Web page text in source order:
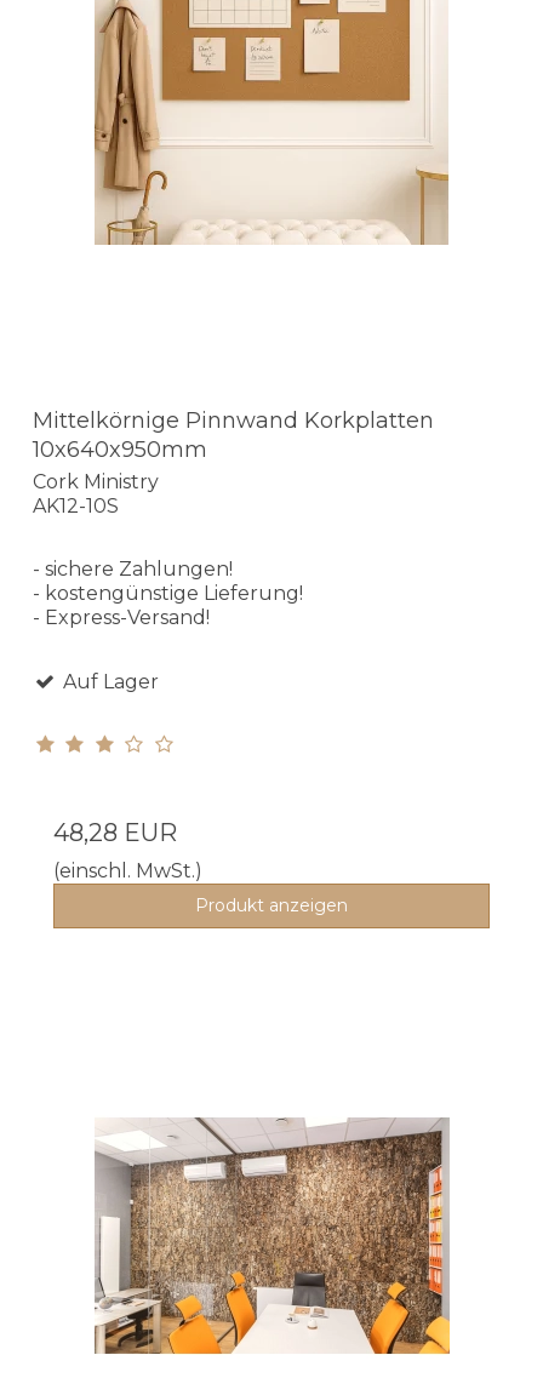
Mittelkörnige Pinnwand Korkplatten
10x640x950mm
Cork Ministry
AK12-10S
- sichere Zahlungen!
- kostengünstige Lieferung!
- Express-Versand!
Auf Lager
48,28 EUR
(einschl. MwSt.)
Produkt anzeigen